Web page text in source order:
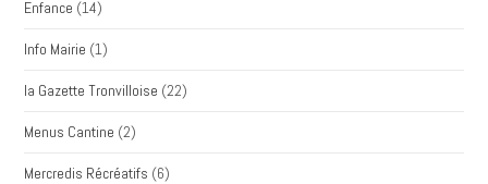
Enfance (14)
Info Mairie (1)
la Gazette Tronvilloise (22)
Menus Cantine (2)
Mercredis Récréatifs (6)